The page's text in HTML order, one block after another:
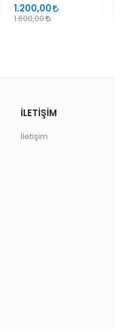
GEÇMELER
1.200,00
1.600,00
İLETİŞİM
İletişim